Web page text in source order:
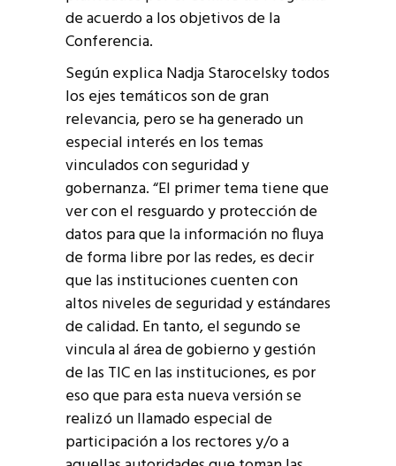
de acuerdo a los objetivos de la
Conferencia.
Según explica Nadja Starocelsky todos
los ejes temáticos son de gran
relevancia, pero se ha generado un
especial interés en los temas
vinculados con seguridad y
gobernanza. “El primer tema tiene que
ver con el resguardo y protección de
datos para que la información no fluya
de forma libre por las redes, es decir
que las instituciones cuenten con
altos niveles de seguridad y estándares
de calidad. En tanto, el segundo se
vincula al área de gobierno y gestión
de las TIC en las instituciones, es por
eso que para esta nueva versión se
realizó un llamado especial de
participación a los rectores y/o a